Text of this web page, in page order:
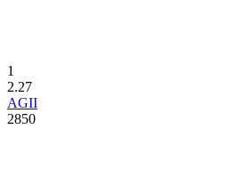
1
2.27
AGII
2850